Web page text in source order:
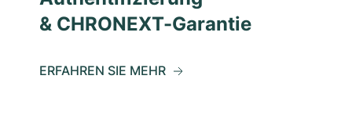
& CHRONEXT-Garantie
ERFAHREN SIE MEHR